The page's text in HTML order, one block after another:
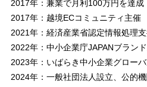
2017年：兼業で月利100万円を達成
2017年：越境ECコミュニティ主催
2021年：経済産業省認定情報処理
2022年：中小企業庁JAPANブラン
2023年：いばらき中小企業グロー
2024年：一般社団法人設立、公的